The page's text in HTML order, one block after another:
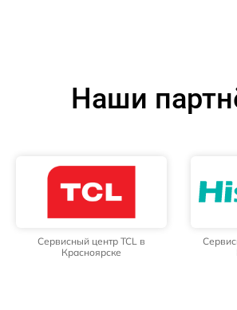
Наши
Сервисный центр TCL в
Красноярске